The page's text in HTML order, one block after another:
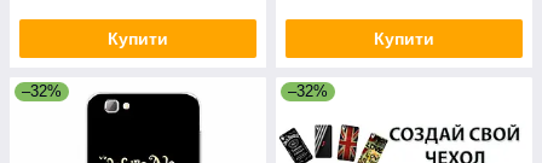
Купити Купити
–32% –32%